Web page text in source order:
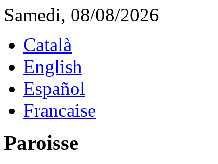
Samedi, 08/08/2026
Català
English
Español
Francaise
Paroisse